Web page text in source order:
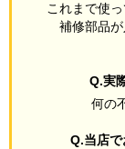
これまで使
補修部品
Q.実
何の
Q.当店